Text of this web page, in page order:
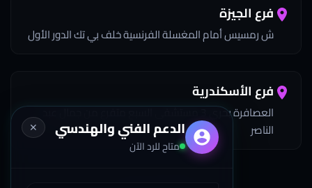
فرع الجيزة
ش رمسيس أمام المغسلة الفرنسية خلف بي تك الدور الأول
فرع الأسكندرية
العصافرة بحري 3 مستشفى السبع متفرع من جمال عبد
الناصر
✕ الدعم الفني والهندسي
متاح للرد الآن